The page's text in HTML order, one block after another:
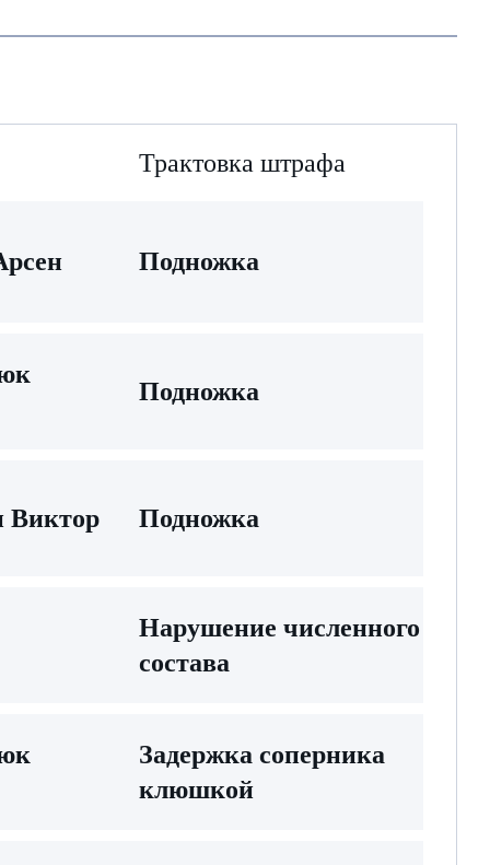
Трактовка штрафа
Подножка
Подножка
Виктор Подножка
Нарушение численного
состава
Задержка соперника
клюшкой